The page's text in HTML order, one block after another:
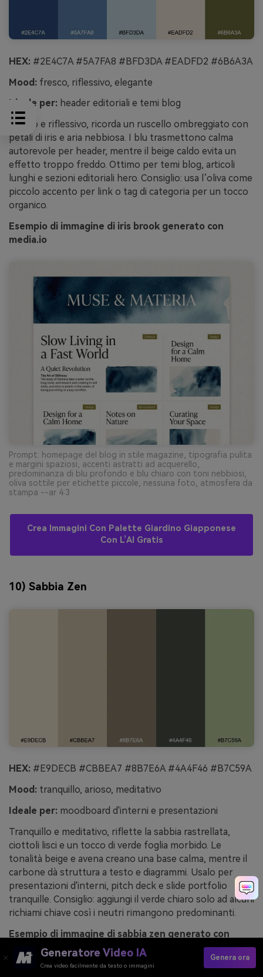
HEX: #2E4C7A #5A7FA8 #BFD3DA #EADFD2 #6B6A3A
Mood: fresco, riflessivo, elegante
Ideale per: header editoriali e temi blog
Fresco e riflessivo, ricorda un ruscello ombreggiato con
petali di iris e aria nebbiosa. I blu trasmettono calma
autorevole per header, mentre il beige caldo evita un
effetto troppo freddo. Ottimo per temi blog, articoli
lunghi e sezioni editoriali hero. Consiglio: usa l’oliva come
piccolo accento per link o tag di categoria per un tocco
organico.
Esempio di immagine di iris brook generato con
media.io
Prompt: homepage del blog in stile magazine, tipografia pulita
e margini spaziosi, accenti astratti ad acquerello,
predominanza di blu profondo e blu chiaro con toni nebbiosi,
oliva sottile per etichette piccole, nessuna foto, atmosfera da
stampa --ar 4:3
Crea Immagini Con Palette Giardino Giapponese
Con L’AI Gratis
10) Sabbia Zen
HEX: #E9DECB #CBBEA7 #8B7E6A #4A4F46 #B7C59A
Mood: tranquillo, arioso, meditativo
Ideale per: moodboard d'interni e presentazioni
Tranquillo e meditativo, riflette la sabbia rastrellata,
ciottoli lisci e un tocco di verde foglia morbido. Le
tonalità beige e avena creano una base calma, mentre il
carbone dà struttura a testo e diagrammi. Usalo per
presentazioni d'interni, pitch deck e slide portfolio
tranquille. Consiglio: aggiungi il verde chiaro solo ad alcuni
richiami chiave così i neutri rimangono predominanti.
Esempio di immagine di sabbia zen generato con
media.ioGeneratore Video IA
Crea video facilmente da testo o immagini
Genera ora